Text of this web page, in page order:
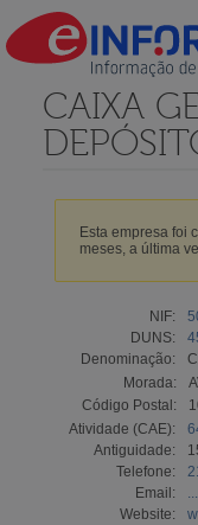
CAIXA
Esta empresa foi
meses, a última
NIF:
DUNS:
Denominação:
Morada:
Código Postal:
Atividade (CAE):
Antiguidade:
Telefone:
Email:
Website: